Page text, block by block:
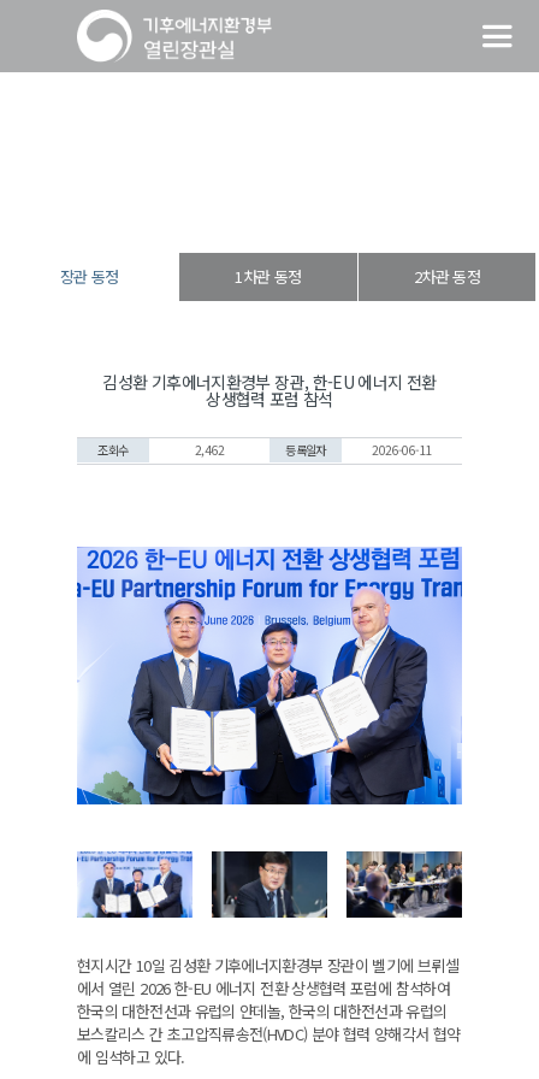
장관 동정 1차관 동정 2차관 동정
김성환 기후에너지환경부 장관, 한-EU 에너지 전환
상생협력 포럼 참석
조회수 2,462 등록일자 2026-06-11
현지시간 10일 김성환 기후에너지환경부 장관이 벨기에 브뤼셀
에서 열린 2026 한-EU 에너지 전환 상생협력 포럼에 참석하여
한국의 대한전선과 유럽의 얀데놀, 한국의 대한전선과 유럽의
보스칼리스 간 초고압직류송전(HVDC) 분야 협력 양해각서 협약
에 임석하고 있다.